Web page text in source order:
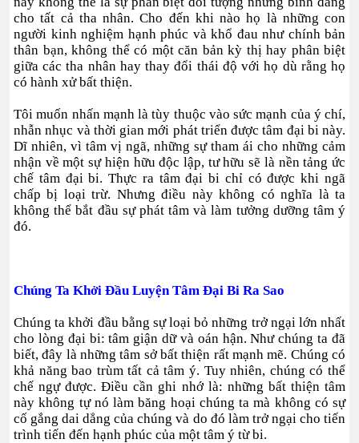
cho tất cả tha nhân. Cho đến khi nào họ là những con
người kinh nghiệm hạnh phúc và khổ đau như chính bản
thân bạn, không thể có một căn bản kỳ thị hay phân biệt
giữa các tha nhân hay thay đổi thái độ với họ dù rằng họ
có hành xử bất thiện.
Tôi muốn nhấn mạnh là tùy thuộc vào sức mạnh của ý chí,
nhẫn nhục và thời gian mới phát triển được tâm đại bi này.
Dĩ nhiên, vì tâm vị ngã, những sự tham ái cho những cảm
nhận về một sự hiện hữu độc lập, tư hữu sẽ là nền tảng ức
chế tâm đại bi. Thực ra tâm đại bi chỉ có được khi ngã
chấp bị loại trừ. Nhưng điều này không có nghĩa là ta
không thể bắt đầu sự phát tâm và làm tưởng dưỡng tâm ý
đó.
Chúng Ta Khởi Đầu Luyện Tâm Đại Bi Ra Sao
Chúng ta khởi đầu bằng sự loại bỏ những trở ngại lớn nhất
cho lòng đại bi: tâm giận dữ và oán hận. Như chúng ta đã
biết, đây là những tâm sở bất thiện rất mạnh mẽ. Chúng có
khả năng bao trùm tất cả tâm ý. Tuy nhiên, chúng có thể
chế ngự được. Điều cần ghi nhớ là: những bất thiện tâm
này không tự nó làm băng hoại chúng ta mà không có sự
cố gắng dai dẳng của chúng và do đó làm trở ngại cho tiến
trình tiến đến hạnh phúc của một tâm ý từ bi.